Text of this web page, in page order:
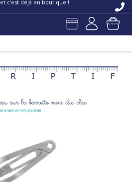
et c'est déjà en boutique !